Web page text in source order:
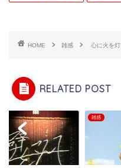
HOME 雑感 心に火を
RELATED POST
雑感